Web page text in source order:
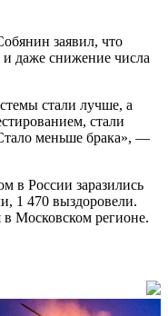
заявил, что
и даже снижение числа
стали лучше, а
стали
меньше брака», —
в России заразились
1 470 выздоровели.
в Московском регионе.